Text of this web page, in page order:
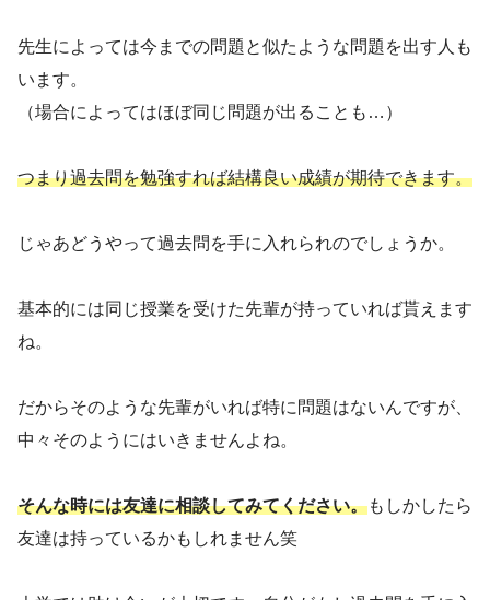
先生によっては今までの問題と似たような問題を出す人も
います。
（場合によってはほぼ同じ問題が出ることも…）
つまり過去問を勉強すれば結構良い成績が期待できます。
じゃあどうやって過去問を手に入れられのでしょうか。
基本的には同じ授業を受けた先輩が持っていれば貰えます
ね。
だからそのような先輩がいれば特に問題はないんですが、
中々そのようにはいきませんよね。
そんな時には友達に相談してみてください。もしかしたら
友達は持っているかもしれません笑